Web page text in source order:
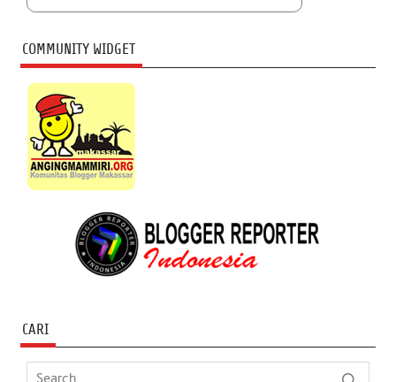
COMMUNITY WIDGET
CARI